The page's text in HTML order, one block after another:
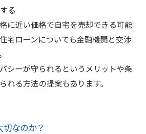
る
に近い価格で自宅を売却できる可能
宅ローンについても金融機関と交渉
シーが守られるというメリットや条
れる方法の提案もあります。
なのか？